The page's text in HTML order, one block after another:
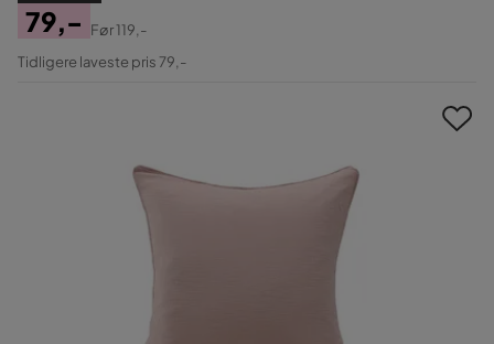
Pris
79,-
Original
Før119,-
Tidligere laveste pris 79,-